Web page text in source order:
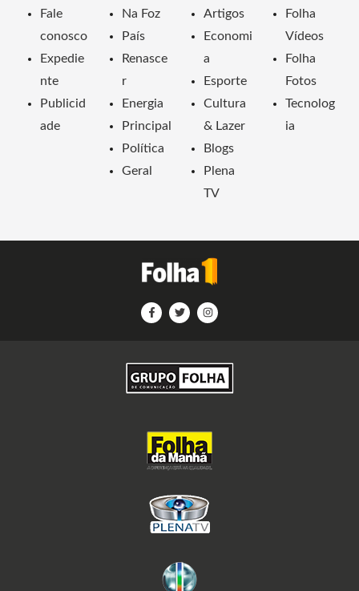
Fale
conosco
Expedie
nte
Publicid
ade
Na Foz
País
Renasce
r
Energia
Principal
Política
Geral
Artigos
Economi
a
Esporte
Cultura
& Lazer
Blogs
Plena
TV
Folha
Vídeos
Folha
Fotos
Tecnolog
ia